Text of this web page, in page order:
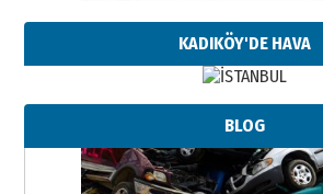
KADIKÖY'DE HAVA
BLOG